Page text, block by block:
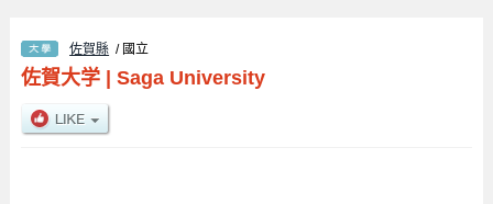
佐賀縣 / 國立
佐賀大学| Saga University